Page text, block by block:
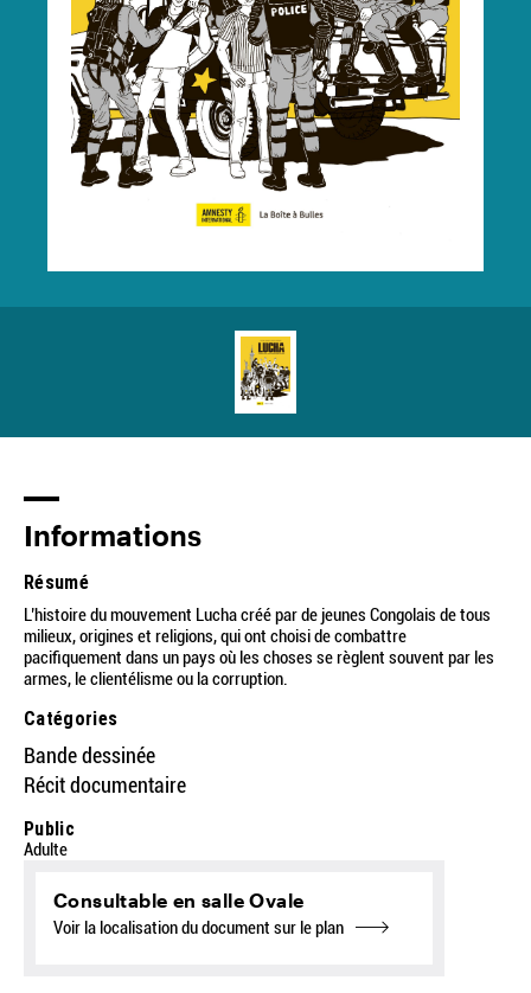
Informations
Résumé
L’histoire du mouvement Lucha créé par de jeunes Congolais de tous
milieux, origines et religions, qui ont choisi de combattre
pacifiquement dans un pays où les choses se règlent souvent par les
armes, le clientélisme ou la corruption.
Catégories
Bande dessinée
Récit documentaire
Public
Adulte
Consultable en salle Ovale
Voir la localisation du document sur le plan